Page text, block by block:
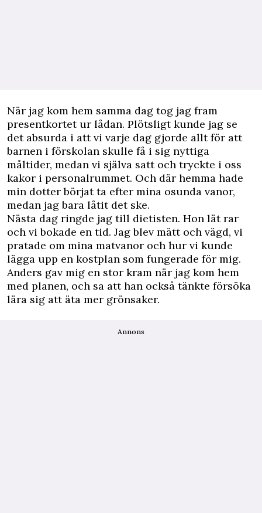
När jag kom hem samma dag tog jag fram
presentkortet ur lådan. Plötsligt kunde jag se
det absurda i att vi varje dag gjorde allt för att
barnen i förskolan skulle få i sig nyttiga
måltider, medan vi själva satt och tryckte i oss
kakor i personalrummet. Och där hemma hade
min dotter börjat ta efter mina osunda vanor,
medan jag bara låtit det ske.
Nästa dag ringde jag till dietisten. Hon lät rar
och vi bokade en tid. Jag blev mätt och vägd, vi
pratade om mina matvanor och hur vi kunde
lägga upp en kostplan som fungerade för mig.
Anders gav mig en stor kram när jag kom hem
med planen, och sa att han också tänkte försöka
lära sig att äta mer grönsaker.
Annons